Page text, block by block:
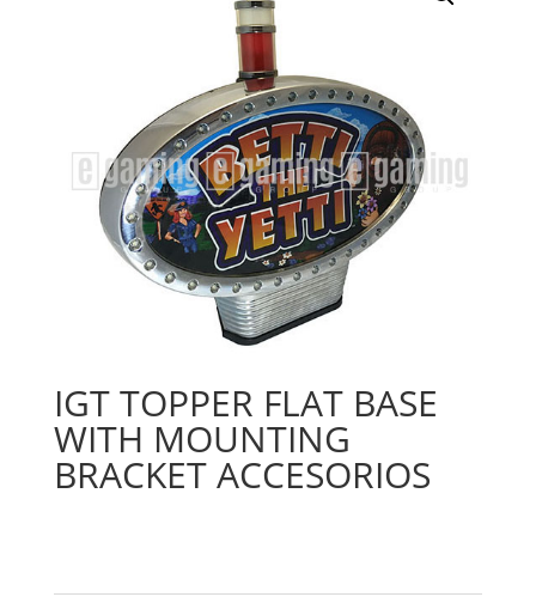
IGT TOPPER FLAT BASE
WITH MOUNTING
BRACKET ACCESORIOS